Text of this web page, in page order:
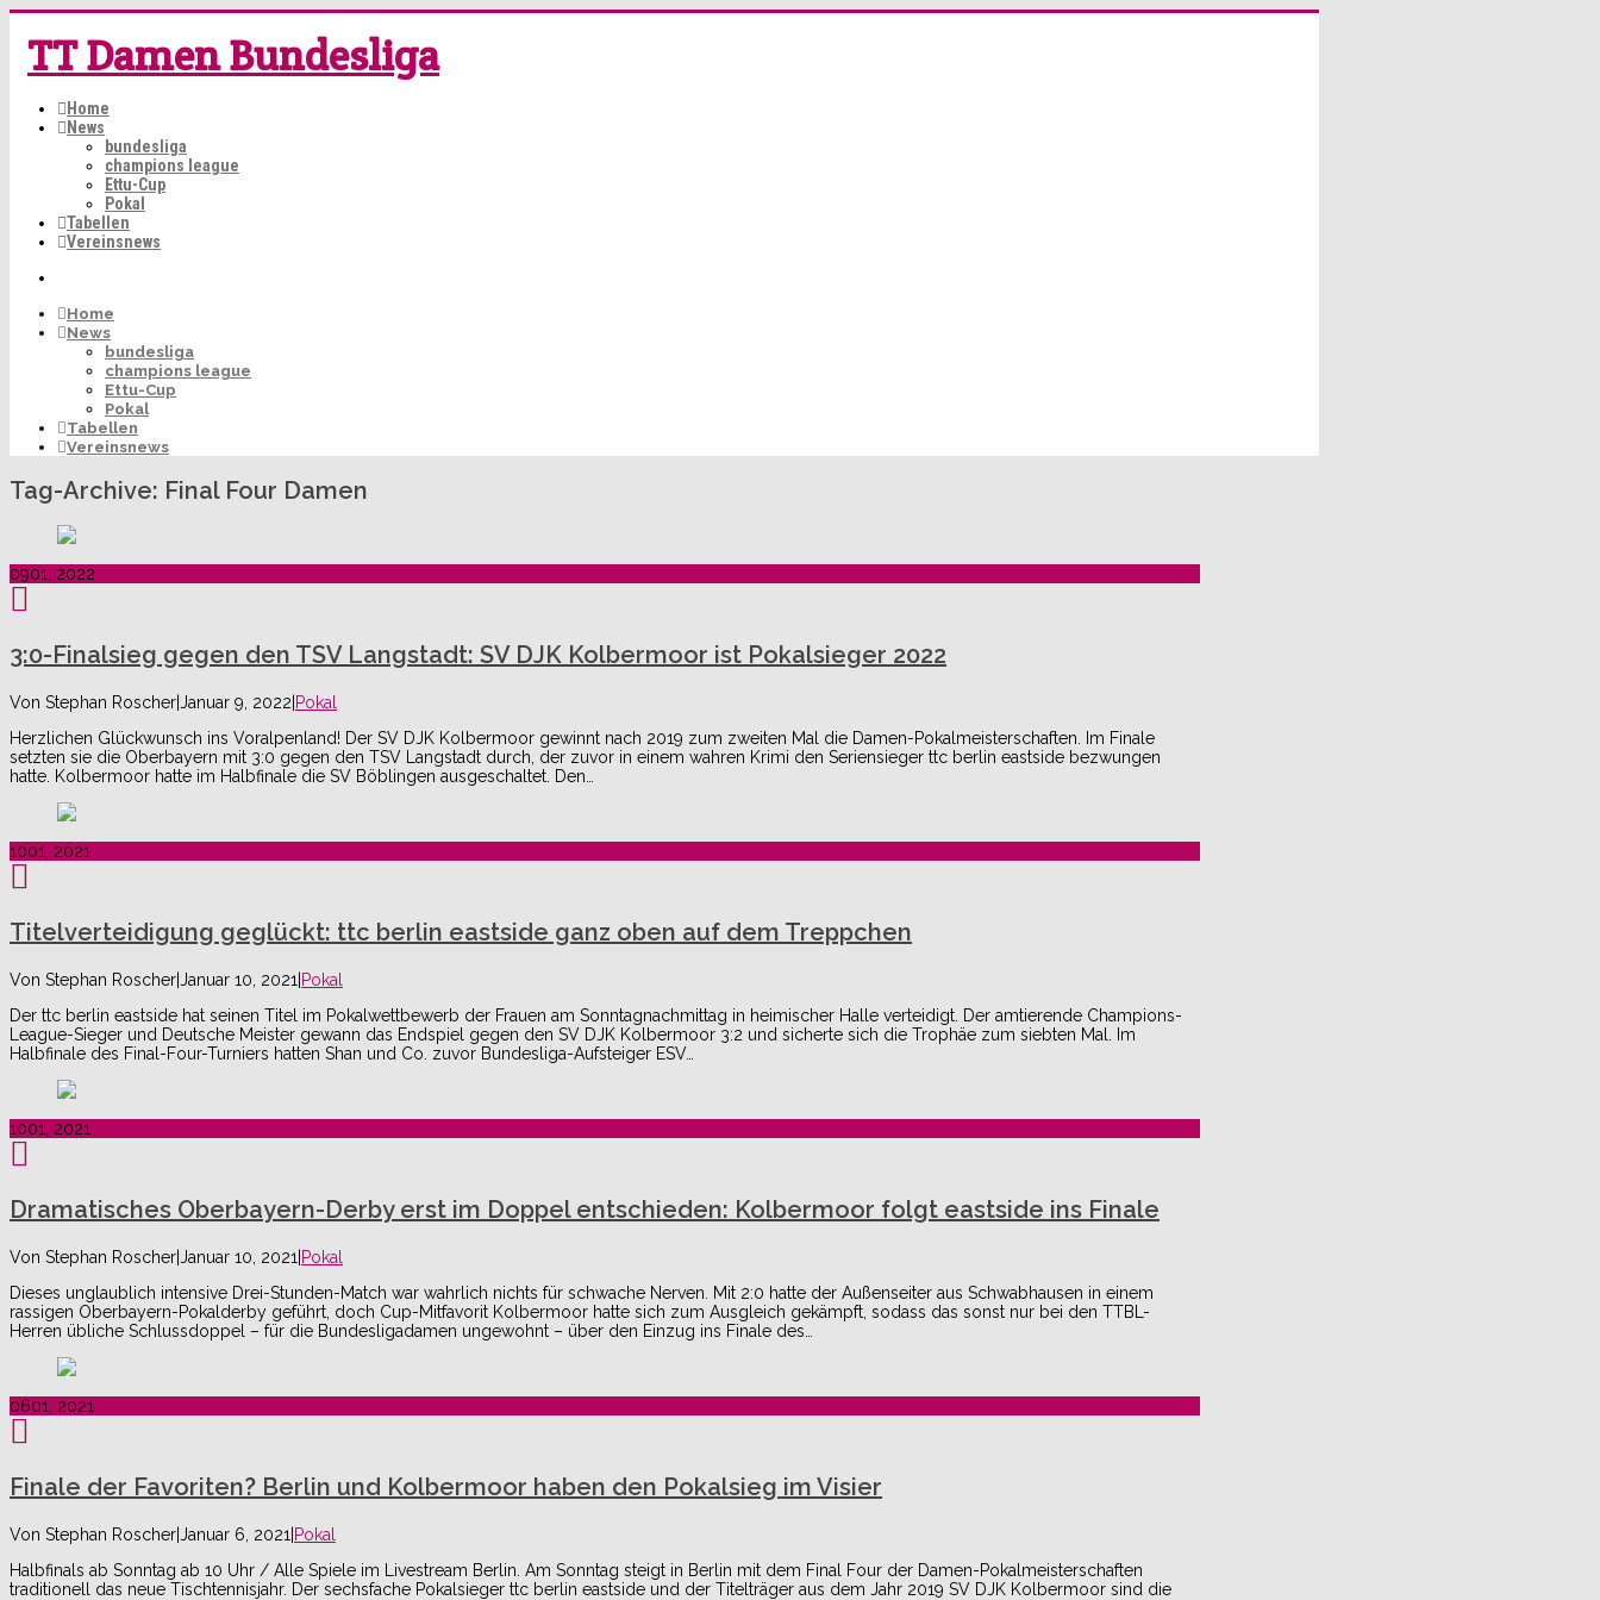
TT Damen Bundesliga
Home
News
bundesliga
champions league
Ettu-Cup
Pokal
Tabellen
Vereinsnews
Home
News
bundesliga
champions league
Ettu-Cup
Pokal
Tabellen
Vereinsnews
Tag-Archive: Final Four Damen
0901, 2022
3:0-Finalsieg gegen den TSV Langstadt: SV DJK Kolbermoor ist Pokalsieger 2022
Von Stephan Roscher|Januar 9, 2022|Pokal
Herzlichen Glückwunsch ins Voralpenland! Der SV DJK Kolbermoor gewinnt nach 2019 zum zweiten Mal die Damen-Pokalmeisterschaften. Im Finale
setzten sie die Oberbayern mit 3:0 gegen den TSV Langstadt durch, der zuvor in einem wahren Krimi den Seriensieger ttc berlin eastside bezwungen
hatte. Kolbermoor hatte im Halbfinale die SV Böblingen ausgeschaltet. Den…
1001, 2021
Titelverteidigung geglückt: ttc berlin eastside ganz oben auf dem Treppchen
Von Stephan Roscher|Januar 10, 2021|Pokal
Der ttc berlin eastside hat seinen Titel im Pokalwettbewerb der Frauen am Sonntagnachmittag in heimischer Halle verteidigt. Der amtierende Champions-
League-Sieger und Deutsche Meister gewann das Endspiel gegen den SV DJK Kolbermoor 3:2 und sicherte sich die Trophäe zum siebten Mal. Im
Halbfinale des Final-Four-Turniers hatten Shan und Co. zuvor Bundesliga-Aufsteiger ESV…
1001, 2021
Dramatisches Oberbayern-Derby erst im Doppel entschieden: Kolbermoor folgt eastside ins Finale
Von Stephan Roscher|Januar 10, 2021|Pokal
Dieses unglaublich intensive Drei-Stunden-Match war wahrlich nichts für schwache Nerven. Mit 2:0 hatte der Außenseiter aus Schwabhausen in einem
rassigen Oberbayern-Pokalderby geführt, doch Cup-Mitfavorit Kolbermoor hatte sich zum Ausgleich gekämpft, sodass das sonst nur bei den TTBL-
Herren übliche Schlussdoppel – für die Bundesligadamen ungewohnt – über den Einzug ins Finale des…
0601, 2021
Finale der Favoriten? Berlin und Kolbermoor haben den Pokalsieg im Visier
Von Stephan Roscher|Januar 6, 2021|Pokal
Halbfinals ab Sonntag ab 10 Uhr / Alle Spiele im Livestream Berlin. Am Sonntag steigt in Berlin mit dem Final Four der Damen-Pokalmeisterschaften
traditionell das neue Tischtennisjahr. Der sechsfache Pokalsieger ttc berlin eastside und der Titelträger aus dem Jahr 2019 SV DJK Kolbermoor sind die